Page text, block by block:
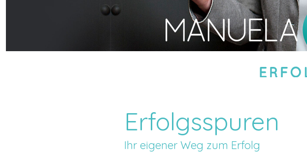
Erfolgsspuren
Ihr eigener Weg zum Erfolg